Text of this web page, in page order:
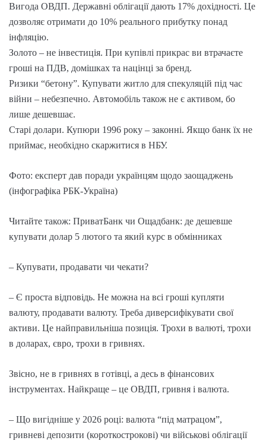
Вигода ОВДП. Державні облігації дають 17% дохідності. Це
дозволяє отримати до 10% реального прибутку понад
інфляцію.
Золото – не інвестиція. При купівлі прикрас ви втрачаєте
гроші на ПДВ, домішках та націнці за бренд.
Ризики “бетону”. Купувати житло для спекуляцій під час
війни – небезпечно. Автомобіль також не є активом, бо
лише дешевшає.
Старі долари. Купюри 1996 року – законні. Якщо банк їх не
приймає, необхідно скаржитися в НБУ.
Фото: експерт дав поради українцям щодо заощаджень
(інфографіка РБК-Україна)
Читайте також: ПриватБанк чи Ощадбанк: де дешевше
купувати долар 5 лютого та який курс в обмінниках
– Купувати, продавати чи чекати?
– Є проста відповідь. Не можна на всі гроші купляти
валюту, продавати валюту. Треба диверсифікувати свої
активи. Це найправильніша позиція. Трохи в валюті, трохи
в доларах, євро, трохи в гривнях.
Звісно, не в гривнях в готівці, а десь в фінансових
інструментах. Найкраще – це ОВДП, гривня і валюта.
– Що вигідніше у 2026 році: валюта “під матрацом”,
гривневі депозити (короткострокові) чи військові облігації